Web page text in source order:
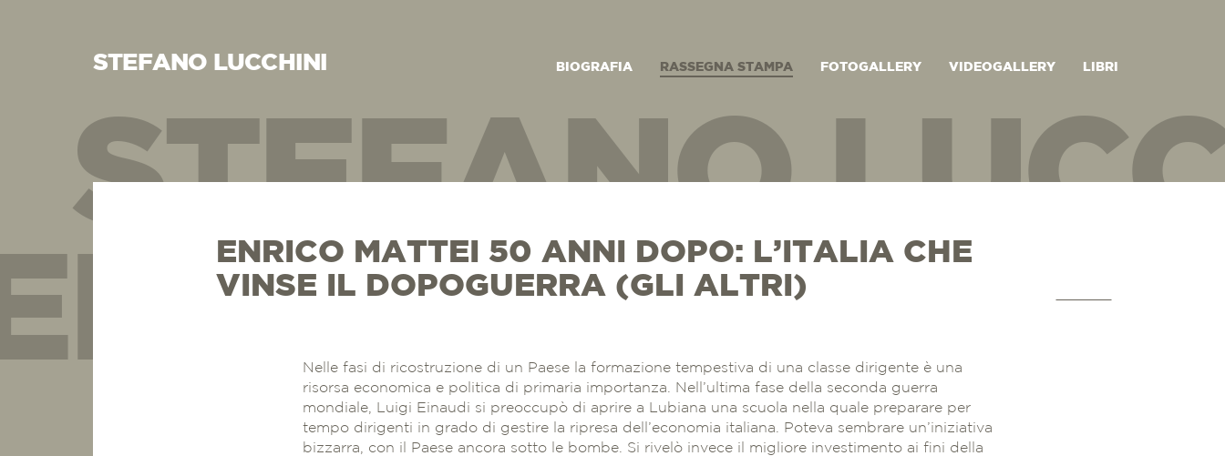
STEFANO LUCCHINI BIOGRAFIA RASSEGNA STAMPA FOTOGALLERY VIDEOGALLERY LIBRI
STEFANO
ENRICO MATTEI 50 ANNI DOPO: L’ITALIA CHE
VINSE IL DOPOGUERRA (GLI ALTRI)
Nelle fasi di ricostruzione di un Paese la formazione tempestiva di una classe dirigente è una
risorsa economica e politica di primaria importanza. Nell’ultima fase della seconda guerra
mondiale, Luigi Einaudi si preoccupò di aprire a Lubiana una scuola nella quale preparare per
tempo dirigenti in grado di gestire la ripresa dell’economia italiana. Poteva sembrare un’iniziativa
bizzarra, con il Paese ancora sotto le bombe. Si rivelò invece il migliore investimento ai fini della